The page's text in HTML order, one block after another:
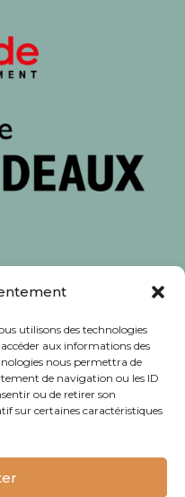
utilisons des technologies
aux informations des
nous permettra de
de navigation ou les ID
ou de retirer son
sur certaines caractéristiques
: habitants et